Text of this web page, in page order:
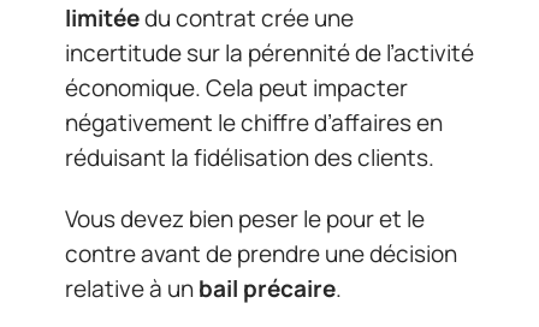
limitéedu contrat crée une
incertitude sur la pérennité de l’activité
économique. Cela peut impacter
négativement le chiffre d’affaires en
réduisant la fidélisation des clients.
Vous devez bien peser le pour et le
contre avant de prendre une décision
relative à unbail précaire.